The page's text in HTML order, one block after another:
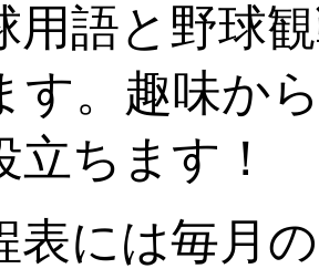
語と野球
す。趣味か
立ちます！
には毎月